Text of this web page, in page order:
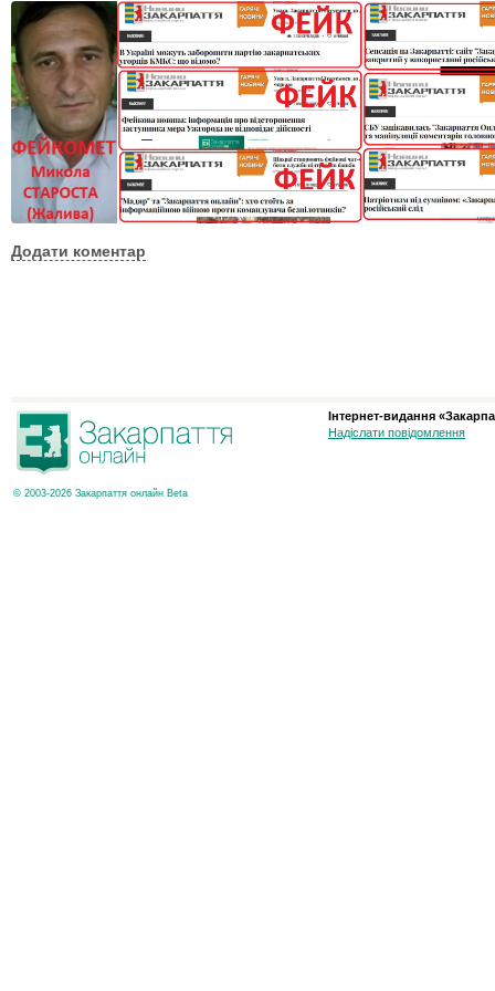
Додати коментар
© 2003-2026 Закарпаття онлайн Beta
Інтернет-видання
Надіслати повідомлення